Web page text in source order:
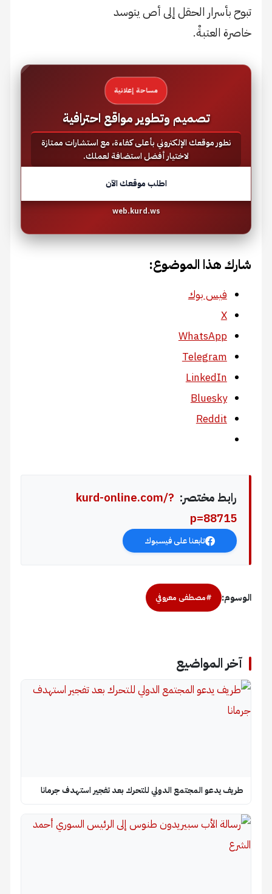
تبوح بأسرار الحقل إلى أص يتوسد
خاصرة العتبةْ.​
مساحة إعلانية
تصميم وتطوير مواقع احترافية
نطور موقعك الإلكتروني بأعلى كفاءة، مع استشارات ممتازة
لاختيار أفضل استضافة لعملك.
اطلب موقعك الآن
web.kurd.ws
شارك هذا الموضوع:
فيس بوك
X
WhatsApp
Telegram
LinkedIn
Bluesky
Reddit
رابط مختصر: kurd-online.com/?
p=88715
تابعنا على فيسبوك
الوسوم: #مصطفى معروفي
آخر المواضيع
طريف يدعو المجتمع الدولي للتحرك بعد تفجير استهدف جرمانا